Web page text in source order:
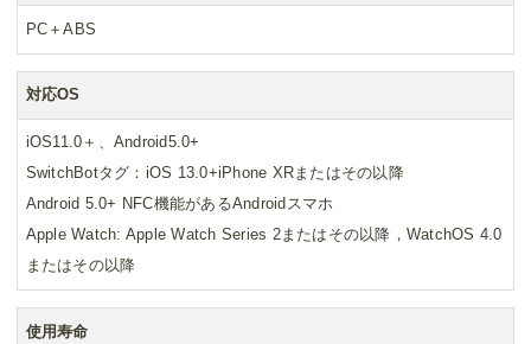
PC＋ABS
対応OS
iOS11.0＋、Android5.0+
SwitchBotタグ：iOS 13.0+iPhone XRまたはその以降
Android 5.0+ NFC機能があるAndroidスマホ
Apple Watch: Apple Watch Series 2またはその以降，WatchOS 4.0
またはその以降
使用寿命